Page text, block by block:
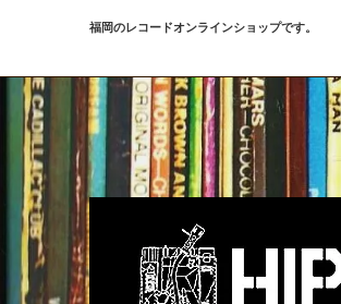
福岡のレコードオンラインショップです。